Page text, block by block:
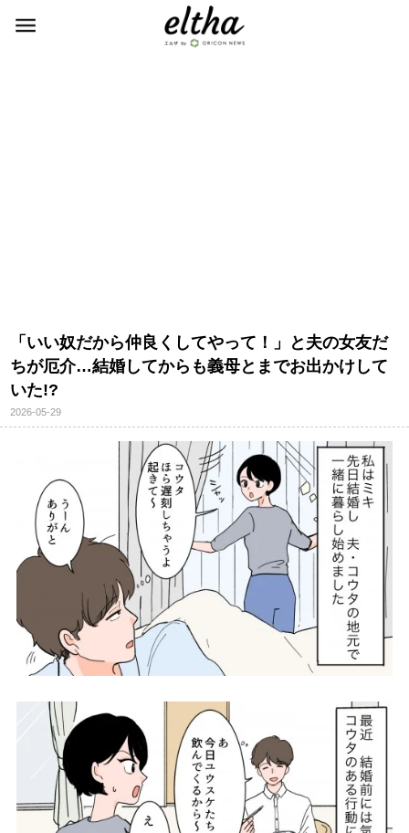
「いい奴だから仲良くしてやって！」と夫の女友だ
ちが厄介…結婚してからも義母とまでお出かけして
いた!?
2026-05-29